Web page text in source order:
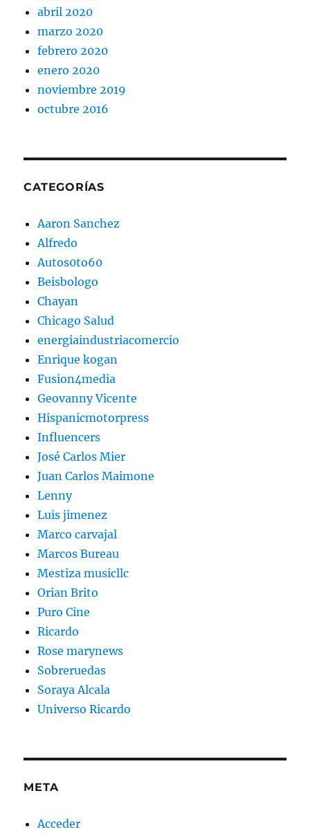
abril 2020
marzo 2020
febrero 2020
enero 2020
noviembre 2019
octubre 2016
CATEGORÍAS
Aaron Sanchez
Alfredo
Autos0to60
Beisbologo
Chayan
Chicago Salud
energiaindustriacomercio
Enrique kogan
Fusion4media
Geovanny Vicente
Hispanicmotorpress
Influencers
José Carlos Mier
Juan Carlos Maimone
Lenny
Luis jimenez
Marco carvajal
Marcos Bureau
Mestiza musicllc
Orian Brito
Puro Cine
Ricardo
Rose marynews
Sobreruedas
Soraya Alcala
Universo Ricardo
META
Acceder